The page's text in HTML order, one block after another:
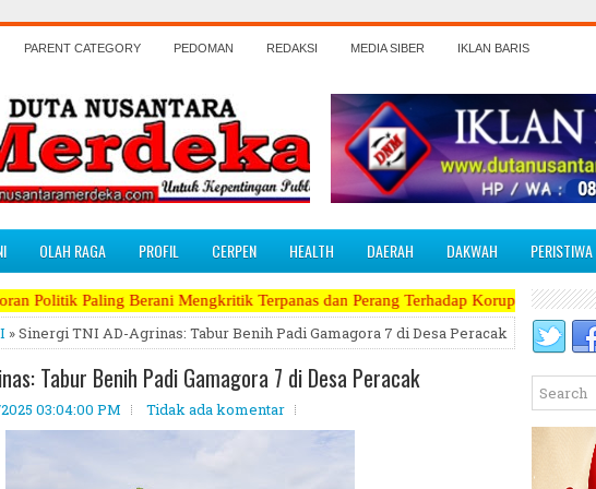
PARENT CATEGORY PEDOMAN REDAKSI MEDIA SIBER IKLAN BARIS
OLAH RAGA PROFIL CERPEN HEALTH DAERAH DAKWAH PERISTIWA
Mengkritik Terpanas dan Perang Terhadap Koruptor, Narkoba, Teroris
» Sinergi TNI AD-Agrinas: Tabur Benih Padi Gamagora 7 di Desa Peracak
Tabur Benih Padi Gamagora 7 di Desa Peracak
03:04:00 PM Tidak ada komentar